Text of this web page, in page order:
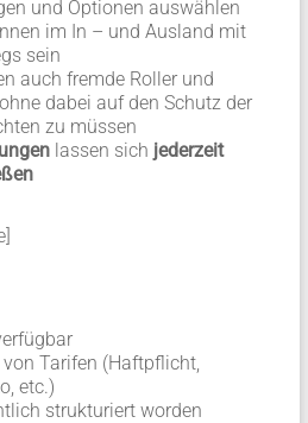
und Optionen auswählen
im In – und Ausland mit
sein
auch fremde Roller und
dabei auf den Schutz der
zu müssen
lassen sich jederzeit
Tarifen (Haftpflicht,
etc.)
strukturiert worden